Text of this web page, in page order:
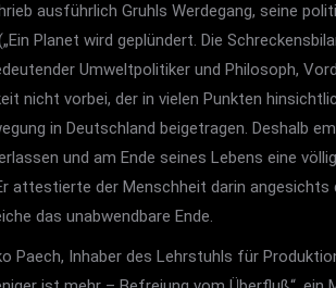
ausführlich Gruhls Werdegang, seine
Planet wird geplündert. Die
Umweltpolitiker und Philosoph,
nicht vorbei, der in vielen Punkten
in Deutschland beigetragen. Deshalb
und am Ende seines Lebens eine
attestierte der Menschheit darin
das unabwendbare Ende.
Paech, Inhaber des Lehrstuhls für